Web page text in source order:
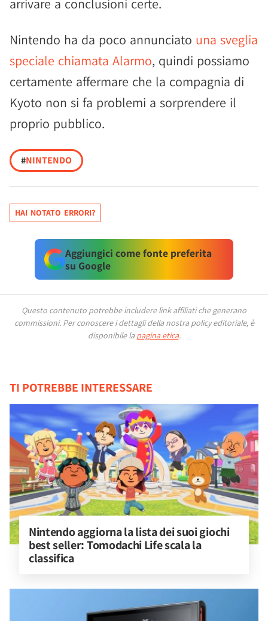
arrivare a conclusioni certe.
Nintendo ha da poco annunciato una sveglia
speciale chiamata Alarmo, quindi possiamo
certamente affermare che la compagnia di
Kyoto non si fa problemi a sorprendere il
proprio pubblico.
#NINTENDO
HAI NOTATO ERRORI?
Aggiungici come fonte preferita
su Google
Questo contenuto potrebbe includere link affiliati che generano
commissioni. Per conoscere i dettagli della nostra policy editoriale, è
disponibile la pagina etica.
TI POTREBBE INTERESSARE
Nintendo aggiorna la lista dei suoi giochi
best seller: Tomodachi Life scala la
classifica